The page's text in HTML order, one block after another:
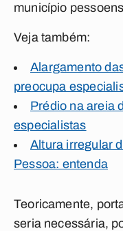
município
Veja também:
Alargamento
preocupa
Prédio na areia
especialistas
Altura irregular
Pessoa: entenda
Teoricamente,
seria necessária,